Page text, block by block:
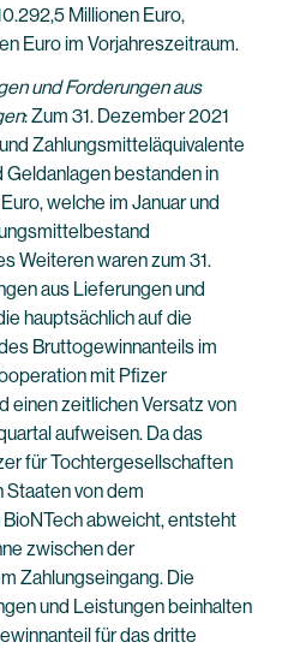
Millionen Euro,
Euro im Vorjahreszeitraum.
und Forderungen aus
: Zum 31. Dezember 2021
Zahlungsmitteläquivalente
Geldanlagen bestanden in
welche im Januar und
Weiteren waren zum 31.
aus Lieferungen und
hauptsächlich auf die
Bruttogewinnanteils im
mit Pfizer
einen zeitlichen Versatz von
aufweisen. Da das
für Tochtergesellschaften
Staaten von dem
abweicht, entsteht
zwischen der
Zahlungseingang. Die
und Leistungen beinhalten
für das dritte